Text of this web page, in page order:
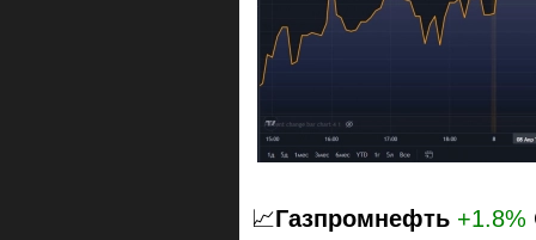
📈Газпромнефть +1.8%